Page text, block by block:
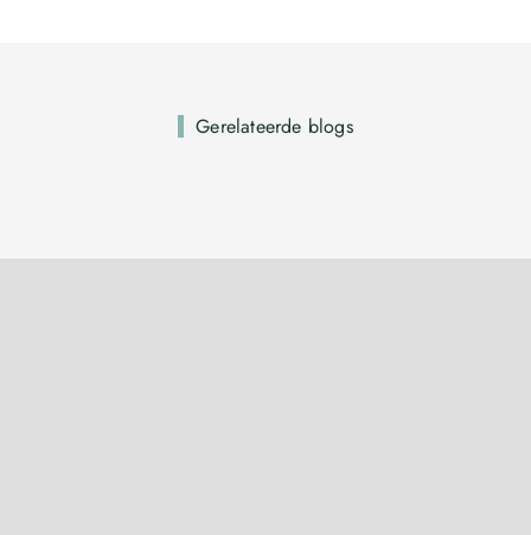
Gerelateerde blogs